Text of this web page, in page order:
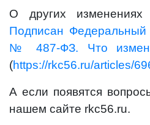
О других изменениях
Подписан Федеральный
№ 487-ФЗ. Что
(https://rkc56.ru/articles/
А если появятся
нашем сайте rkc56.ru.